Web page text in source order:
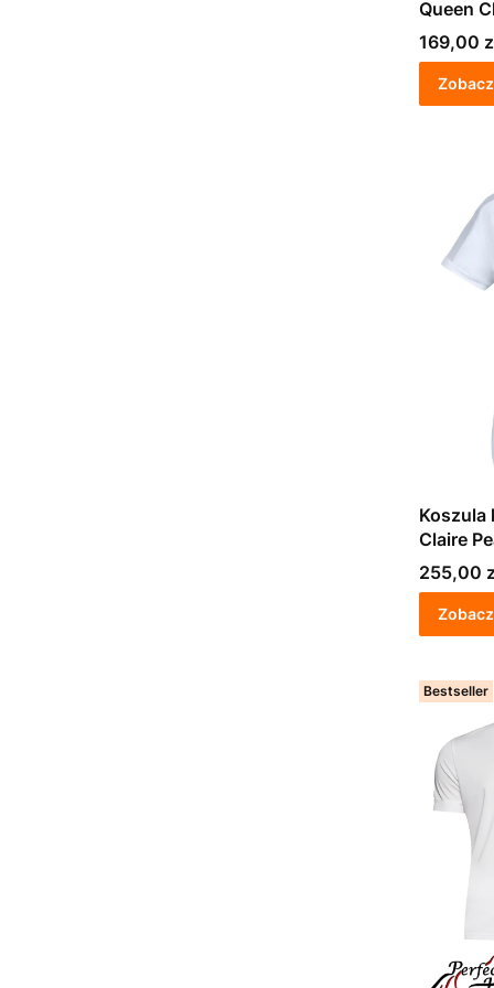
Queen
Cena
169,00
Koszula
Claire
Cena
255,00
Bestseller